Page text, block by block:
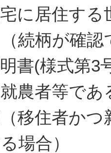
に居住する
続柄が確認
書(様式第3
農者等であ
移住者かつ
場合）